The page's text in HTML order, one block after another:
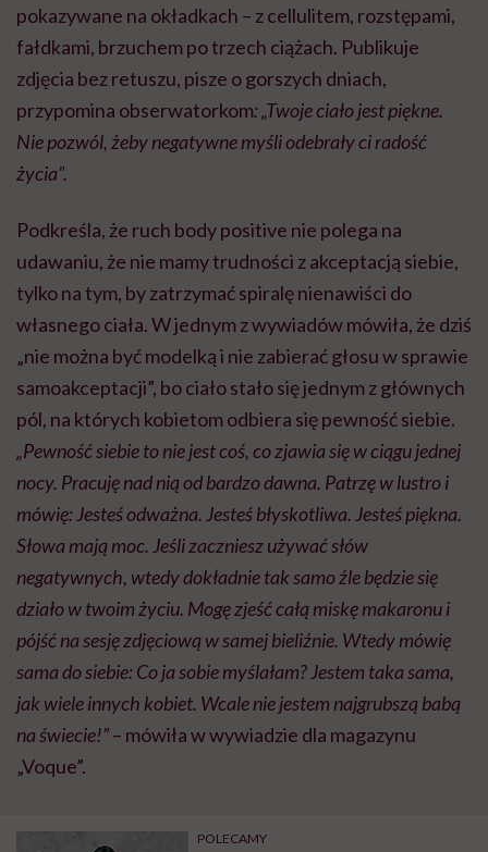
pokazywane na okładkach – z cellulitem, rozstępami,
fałdkami, brzuchem po trzech ciążach. Publikuje
zdjęcia bez retuszu, pisze o gorszych dniach,
przypomina obserwatorkom: „Twoje ciało jest piękne.
Nie pozwól, żeby negatywne myśli odebrały ci radość
życia”.
Podkreśla, że ruch body positive nie polega na
udawaniu, że nie mamy trudności z akceptacją siebie,
tylko na tym, by zatrzymać spiralę nienawiści do
własnego ciała. W jednym z wywiadów mówiła, że dziś
„nie można być modelką i nie zabierać głosu w sprawie
samoakceptacji”, bo ciało stało się jednym z głównych
pól, na których kobietom odbiera się pewność siebie.
„Pewność siebie to nie jest coś, co zjawia się w ciągu jednej
nocy. Pracuję nad nią od bardzo dawna. Patrzę w lustro i
mówię: Jesteś odważna. Jesteś błyskotliwa. Jesteś piękna.
Słowa mają moc. Jeśli zaczniesz używać słów
negatywnych, wtedy dokładnie tak samo źle będzie się
działo w twoim życiu. Mogę zjeść całą miskę makaronu i
pójść na sesję zdjęciową w samej bieliźnie. Wtedy mówię
sama do siebie: Co ja sobie myślałam? Jestem taka sama,
jak wiele innych kobiet. Wcale nie jestem najgrubszą babą
na świecie!”– mówiła w wywiadzie dla magazynu
„Voque”.
POLECAMY